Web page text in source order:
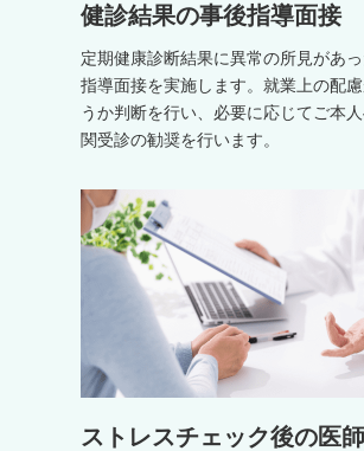
健診結果の事後指導面接
定期健康診断結果に異常の所見があ
指導面接を実施します。就業上の配
うか判断を行い、必要に応じてご本
関受診の勧奨を行います。
ストレスチェック後の医